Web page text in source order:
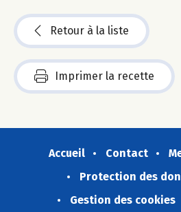
Retour à la liste
Imprimer la recette
Accueil Contact
Protection des
Gestion des cookies